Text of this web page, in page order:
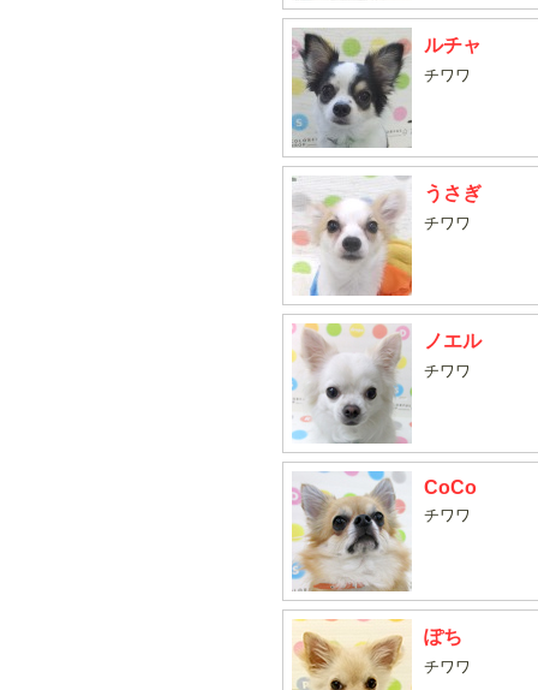
ルチャ
チワワ
うさぎ
チワワ
ノエル
チワワ
CoCo
チワワ
ぽち
チワワ